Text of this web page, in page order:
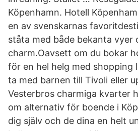
Köpenhamn. Hotell
en av svenskarnas
ståta med både bekanta vyer
charm.Oavsett om du bokar
för en hel helg med shopping
ta med barnen till Tivoli eller
Vesterbros charmiga kvarter
om alternativ för boende i
dig själv och de dina en helt